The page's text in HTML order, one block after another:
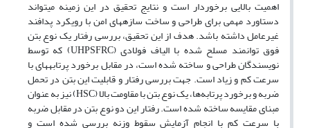
اهمیت بالایی برخوردار است و نتایج تحقیق در این زمینه می­تواند
دستاورد مهمی برای طراحی و ساخت سازه­های امن با رویکرد پدافند
غیرعامل داشته باشد. هدف از این تحقیق، بررسی رفتار یک نوع بتن
فوق توانمند مسلح شده با الیاف فولادی (UHPSFRC) که توسط
نویسندگان طراحی و ساخته شده است، در مقابل برخورد پرتابه­های با
سرعت کم و زیاد است. جهت بررسی رفتار و قابلیت این بتن در تحمل
ضربه و برخورد پرتابه‌ها، یک نوع بتن با مقاومت بالا (HSC) نیز به عنوان
مبنای مقایسه ساخته شده است. رفتار این دو نوع بتن در مقابل ضربه
با سرعت کم با انجام آزمایش سقوط وزنه بررسی شده است و